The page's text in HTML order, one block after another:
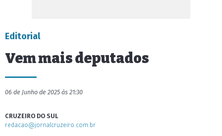
Editorial
Vem mais deputados
06 de Junho de 2025 às 21:30
CRUZEIRO DO SUL
redacao@jornalcruzeiro.com.br